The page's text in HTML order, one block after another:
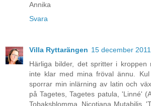
Annika
Svara
Villa Ryttarängen 15 december
Härliga bilder, det spritter i
inte klar med mina fröval ännu.
sporrar min inlärning av latin och
på Tagetes, Tagetes patula, 'Linné'
Tobaksblomma, Nicotiana Mutabilis,